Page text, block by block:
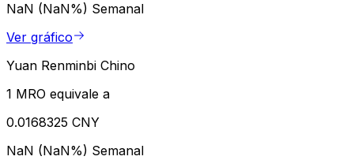
NaN (NaN%) Semanal
Ver gráfico
Yuan Renminbi Chino
1 MRO equivale a
0.0168325 CNY
NaN (NaN%) Semanal